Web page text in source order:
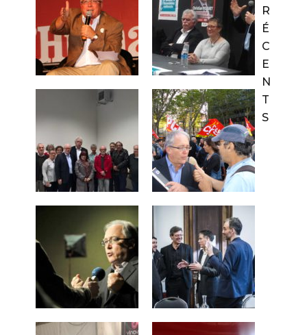
R
É
C
E
N
T
S